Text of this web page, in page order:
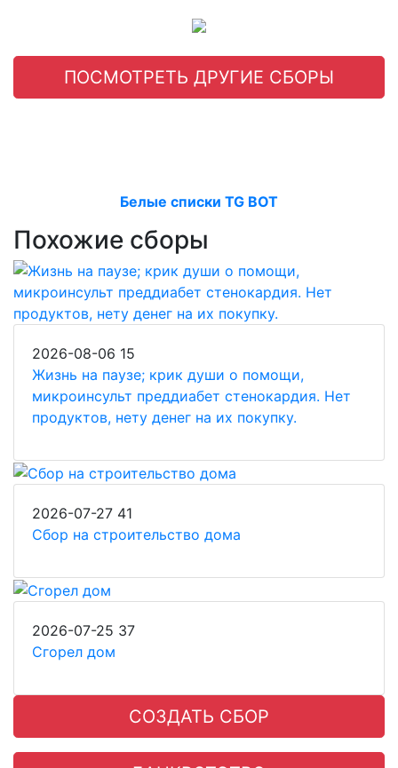
ПОСМОТРЕТЬ ДРУГИЕ СБОРЫ
Белые списки TG BOT
Похожие сборы
2026-08-06 15
Жизнь на паузе; крик души о помощи,
микроинсульт преддиабет стенокардия. Нет
продуктов, нету денег на их покупку.
2026-07-27 41
Сбор на строительство дома
2026-07-25 37
Сгорел дом
СОЗДАТЬ СБОР